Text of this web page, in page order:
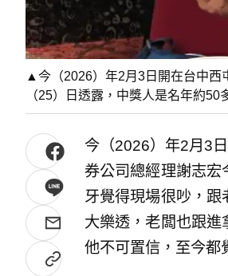
▲今（2026）年2月3日開在台中西
（25）日透露，中獎人是名年約
今（2026）年2月3
券公司總經理謝志
牙覺得現場很吵，
大樂透，老闆也跟
他不可置信，至今都